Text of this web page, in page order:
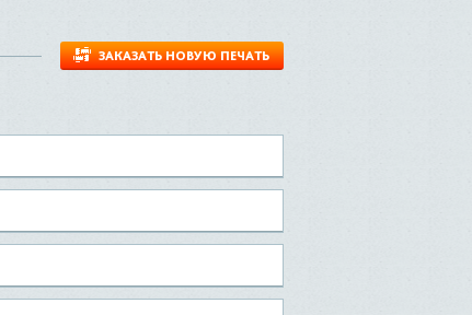
ЗАКАЗАТЬ НОВУЮ ПЕЧАТЬ